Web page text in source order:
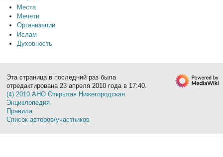
Места
Мечети
Организации
Ислам
Духовность
Эта страница в последний раз была
отредактирована 23 апреля 2010 года в 17:40.
(¢) 2010 АНО Открытая Нижегородская
Энциклопедия
Правила
Список авторов/участников